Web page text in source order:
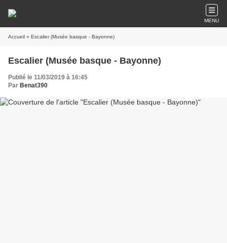
MENU
Accueil » Escalier (Musée basque - Bayonne)
Escalier (Musée basque - Bayonne)
Publié le 11/03/2019 à 16:45
Par Benat390